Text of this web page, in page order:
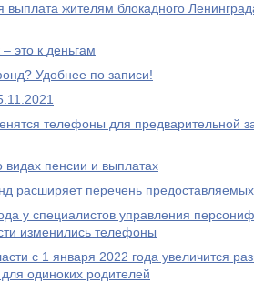
выплата жителям блокадного
это к деньгам
Удобнее по записи!
телефоны для предварительной
пенсии и выплатах
расширяет перечень
у специалистов управления
изменились телефоны
с 1 января 2022 года увеличится
одиноких родителей